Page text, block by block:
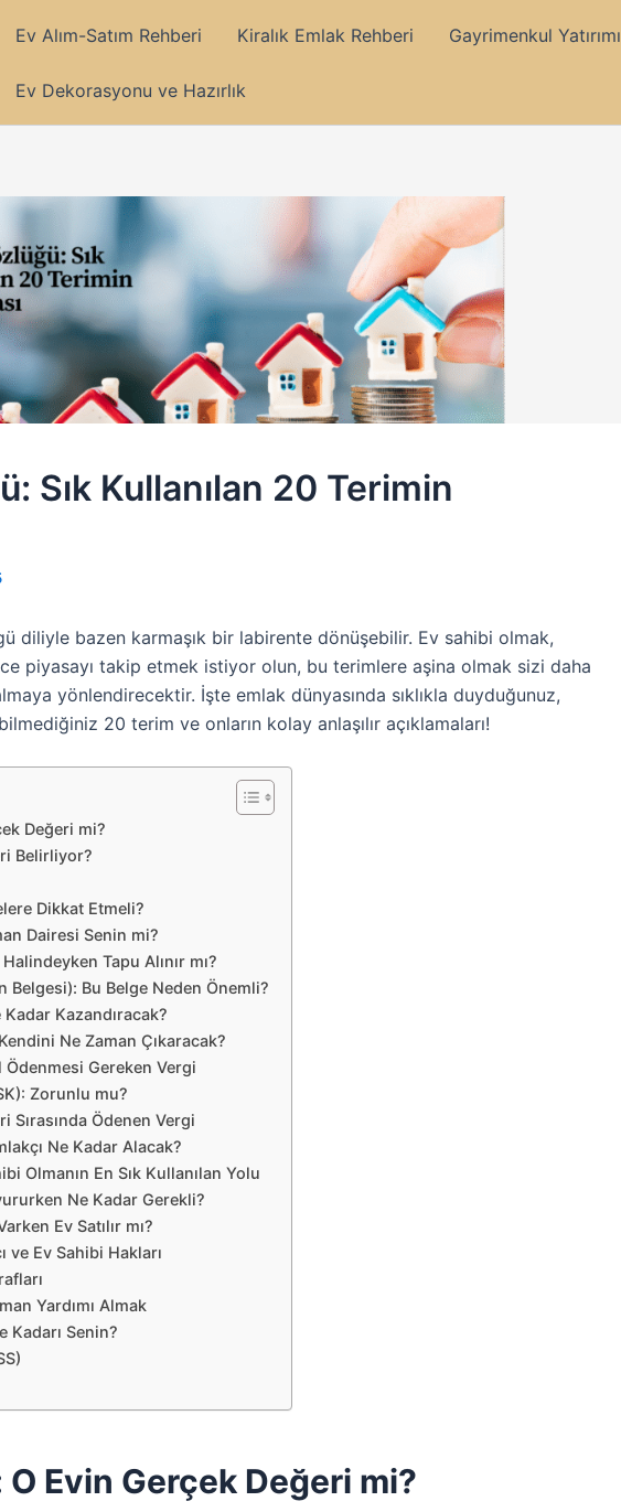
Ev Alım-Satım Rehberi Kiralık Emlak Rehberi Gayrimenkul Yatırımı
Ev Dekorasyonu ve Hazırlık
Sık Kullanılan 20 Terimin
diliyle bazen karmaşık bir labirente dönüşebilir. Ev sahibi olmak,
piyasayı takip etmek istiyor olun, bu terimlere aşina olmak sizi daha
yönlendirecektir. İşte emlak dünyasında sıklıkla duyduğunuz,
20 terim ve onların kolay anlaşılır açıklamaları!
Değeri mi?
Belirliyor?
Dikkat Etmeli?
Dairesi Senin mi?
Tapu Alınır mı?
Belgesi): Bu Belge Neden Önemli?
Kazandıracak?
Ne Zaman Çıkaracak?
Ödenmesi Gereken Vergi
Zorunlu mu?
Sırasında Ödenen Vergi
Ne Kadar Alacak?
Olmanın En Sık Kullanılan Yolu
Ne Kadar Gerekli?
Ev Satılır mı?
ve Ev Sahibi Hakları
Yardımı Almak
Kadarı Senin?
O Evin Gerçek Değeri mi?